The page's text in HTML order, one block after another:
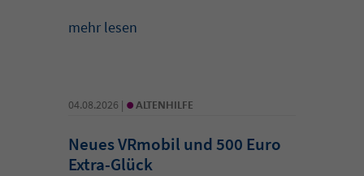
mehr lesen
04.08.2026 | • ALTENHILFE
Neues VRmobil und 500 Euro
Extra-Glück